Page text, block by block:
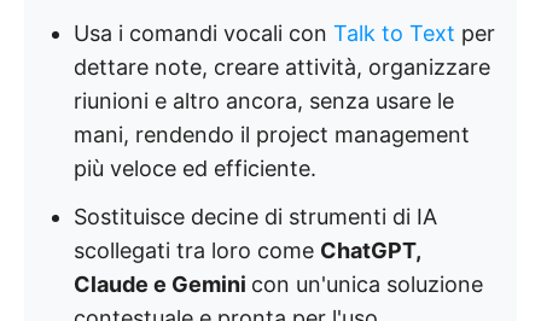
Usa i comandi vocali con Talk to Text per
dettare note, creare attività, organizzare
riunioni e altro ancora, senza usare le
mani, rendendo il project management
più veloce ed efficiente.
Sostituisce decine di strumenti di IA
scollegati tra loro come ChatGPT,
Claude e Gemini con un'unica soluzione